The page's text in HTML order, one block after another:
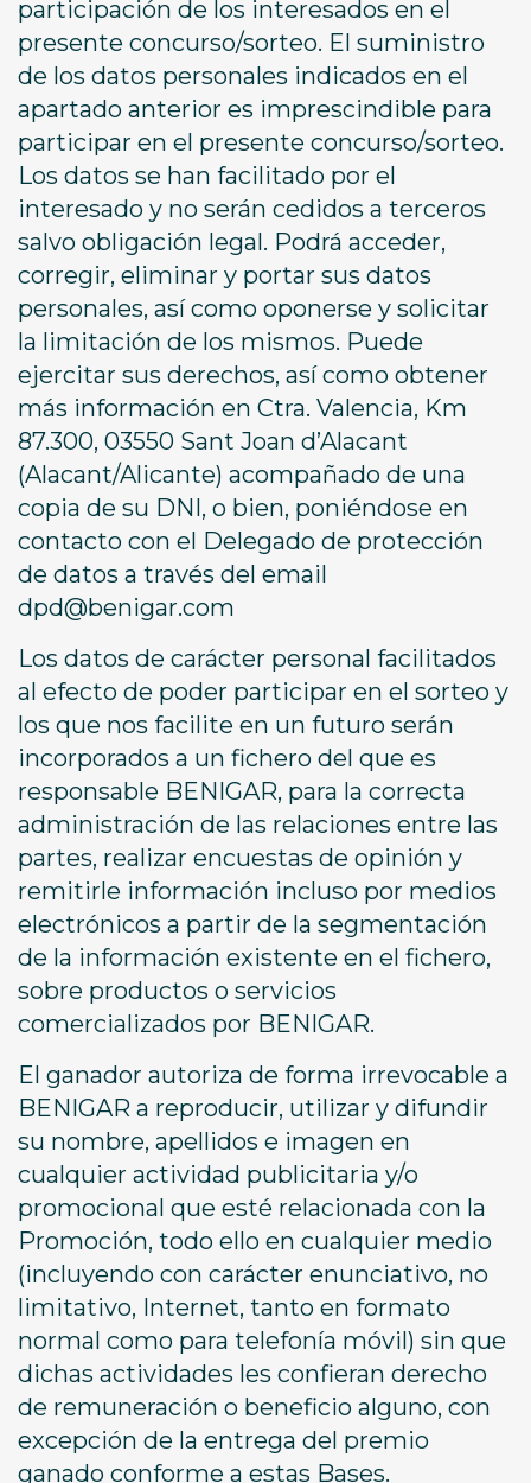
participación de los interesados en el
presente concurso/sorteo. El suministro
de los datos personales indicados en el
apartado anterior es imprescindible para
participar en el presente concurso/sorteo.
Los datos se han facilitado por el
interesado y no serán cedidos a terceros
salvo obligación legal. Podrá acceder,
corregir, eliminar y portar sus datos
personales, así como oponerse y solicitar
la limitación de los mismos. Puede
ejercitar sus derechos, así como obtener
más información en Ctra. Valencia, Km
87.300, 03550 Sant Joan d’Alacant
(Alacant/Alicante) acompañado de una
copia de su DNI, o bien, poniéndose en
contacto con el Delegado de protección
de datos a través del email
dpd@benigar.com
Los datos de carácter personal facilitados
al efecto de poder participar en el sorteo y
los que nos facilite en un futuro serán
incorporados a un fichero del que es
responsable BENIGAR, para la correcta
administración de las relaciones entre las
partes, realizar encuestas de opinión y
remitirle información incluso por medios
electrónicos a partir de la segmentación
de la información existente en el fichero,
sobre productos o servicios
comercializados por BENIGAR.
El ganador autoriza de forma irrevocable a
BENIGAR a reproducir, utilizar y difundir
su nombre, apellidos e imagen en
cualquier actividad publicitaria y/o
promocional que esté relacionada con la
Promoción, todo ello en cualquier medio
(incluyendo con carácter enunciativo, no
limitativo, Internet, tanto en formato
normal como para telefonía móvil) sin que
dichas actividades les confieran derecho
de remuneración o beneficio alguno, con
excepción de la entrega del premio
ganado conforme a estas Bases.